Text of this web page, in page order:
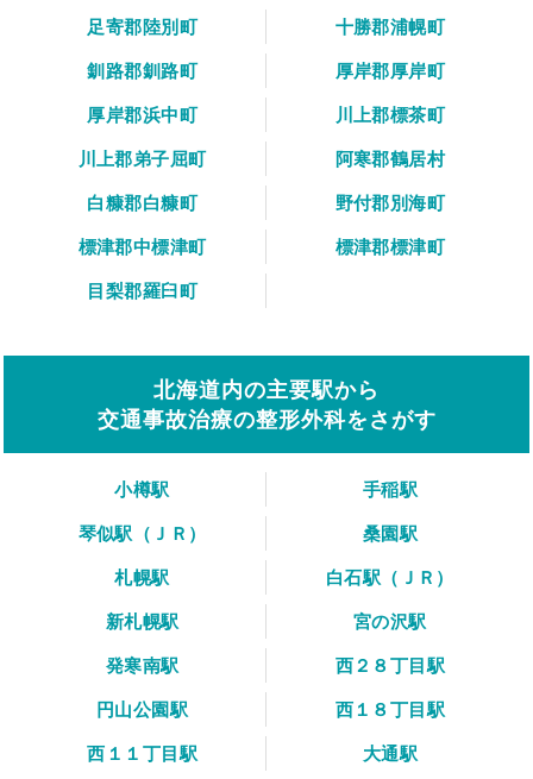
足寄郡陸別町
十勝郡浦幌町
釧路郡釧路町
厚岸郡厚岸町
厚岸郡浜中町
川上郡標茶町
川上郡弟子屈町
阿寒郡鶴居村
白糠郡白糠町
野付郡別海町
標津郡中標津町
標津郡標津町
目梨郡羅臼町
北海道内の主要駅から
交通事故治療の整形外科をさがす
小樽駅
手稲駅
琴似駅（ＪＲ）
桑園駅
札幌駅
白石駅（ＪＲ）
新札幌駅
宮の沢駅
発寒南駅
西２８丁目駅
円山公園駅
西１８丁目駅
西１１丁目駅
大通駅